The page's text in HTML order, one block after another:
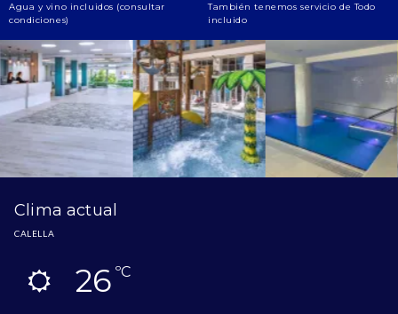
Agua y vino incluidos (consultar
condiciones)
También tenemos servicio de Todo
incluido
Clima actual
CALELLA
26ºC